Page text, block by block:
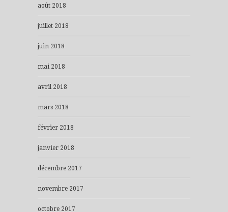
août 2018
juillet 2018
juin 2018
mai 2018
avril 2018
mars 2018
février 2018
janvier 2018
décembre 2017
novembre 2017
octobre 2017